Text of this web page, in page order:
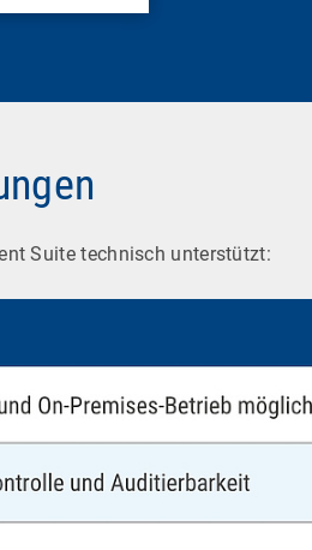
Suite technisch unterstützt: